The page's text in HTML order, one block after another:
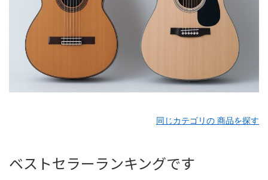
同じカテゴリの 商品を探す
ベストセラーランキングです